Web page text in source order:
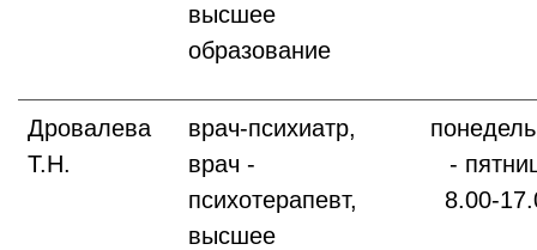
высшее
образование
Дровалева
Т.Н.
врач-психиатр,
врач -
психотерапевт,
высшее
-
8.00-